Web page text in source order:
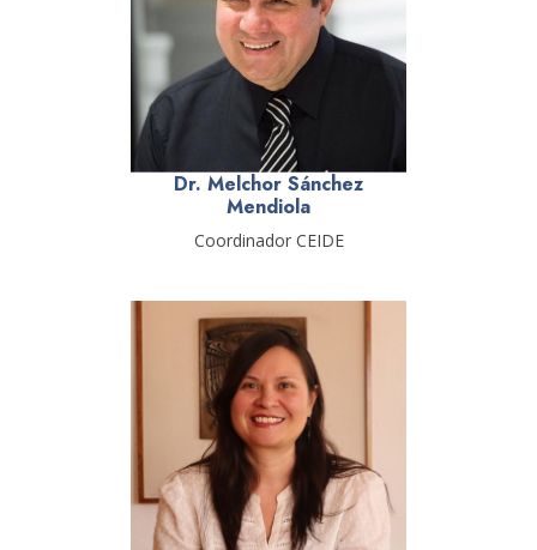
Dr. Melchor Sánchez
Mendiola
Coordinador CEIDE